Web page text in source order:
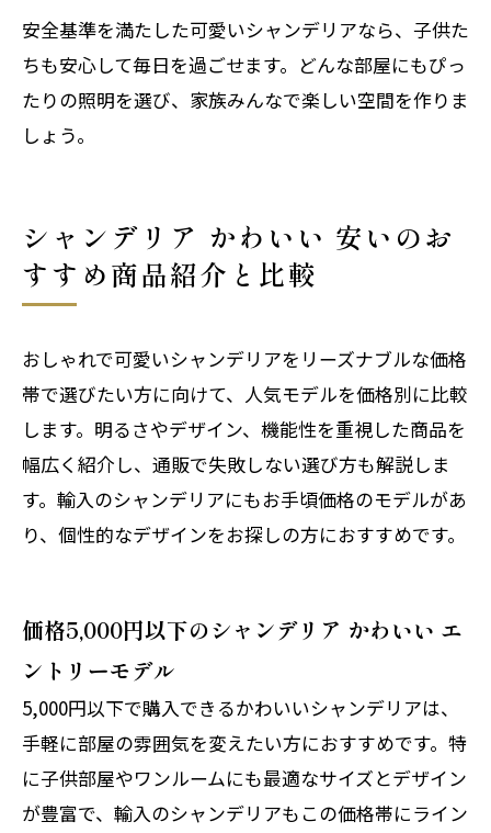
安全基準を満たした可愛いシャンデリアなら、子供た
ちも安心して毎日を過ごせます。どんな部屋にもぴっ
たりの照明を選び、家族みんなで楽しい空間を作りま
しょう。
シャンデリア かわいい 安いのお
すすめ商品紹介と比較
おしゃれで可愛いシャンデリアをリーズナブルな価格
帯で選びたい方に向けて、人気モデルを価格別に比較
します。明るさやデザイン、機能性を重視した商品を
幅広く紹介し、通販で失敗しない選び方も解説しま
す。輸入のシャンデリアにもお手頃価格のモデルがあ
り、個性的なデザインをお探しの方におすすめです。
価格5,000円以下のシャンデリア かわいい エ
ントリーモデル
5,000円以下で購入できるかわいいシャンデリアは、
手軽に部屋の雰囲気を変えたい方におすすめです。特
に子供部屋やワンルームにも最適なサイズとデザイン
が豊富で、輸入のシャンデリアもこの価格帯にライン